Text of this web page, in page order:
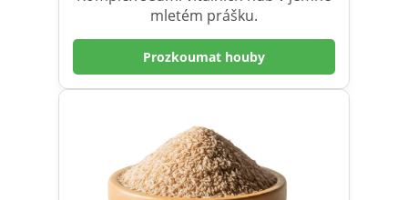
mletém prášku.
Prozkoumat houby